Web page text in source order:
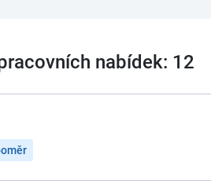
nabídek: 12